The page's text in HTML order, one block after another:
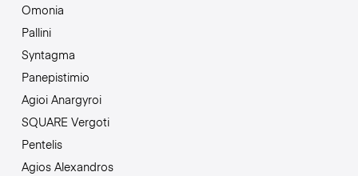
Omonia
Pallini
Syntagma
Panepistimio
Agioi Anargyroi
SQUARE Vergoti
Pentelis
Agios Alexandros